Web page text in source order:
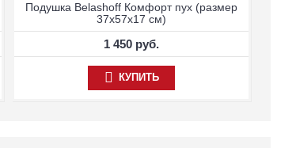
Подушка Belashoff Комфорт пух (размер
37х57х17 см)
1 450 руб.
КУПИТЬ